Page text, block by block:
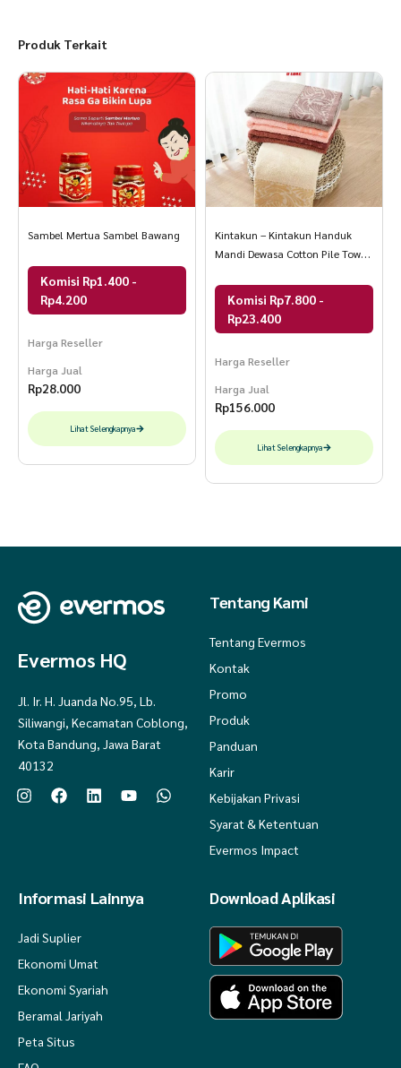
Produk Terkait
Sambel Mertua Sambel Bawang
Komisi Rp1.400 -
Rp4.200
Harga Reseller
Harga Jual
Rp28.000
Lihat Selengkapnya
Kintakun – Kintakun Handuk
Mandi Dewasa Cotton Pile Towel
Komisi Rp7.800 -
Rp23.400
Harga Reseller
Harga Jual
Rp156.000
Lihat Selengkapnya
Evermos HQ
Jl. Ir. H. Juanda No.95, Lb.
Siliwangi, Kecamatan Coblong,
Kota Bandung, Jawa Barat
40132
Tentang Kami
Tentang Evermos
Kontak
Promo
Produk
Panduan
Karir
Kebijakan Privasi
Syarat & Ketentuan
Evermos Impact
Informasi Lainnya
Jadi Suplier
Ekonomi Umat
Ekonomi Syariah
Beramal Jariyah
Peta Situs
Download Aplikasi